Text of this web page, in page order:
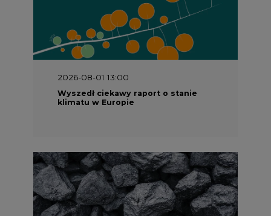
2026-07-09 10:30
Opublikowano bilans zasobów złóż
kopalin w Polsce według stanu na 31
grudnia 2025 r.